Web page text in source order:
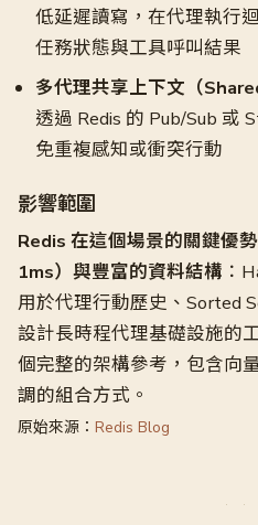
低延遲讀寫，在代理執行
任務狀態與工具呼叫結果
多代理共享上下文（
透過 Redis 的 Pub/Sub 或
免重複感知或衝突行動
影響範圍
Redis 在這個場景的關鍵優
1ms）與豐富的資料結構 ：
用於代理行動歷史、Sorted
設計長時程代理基礎設施的
個完整的架構參考，包含向
調的組合方式。
原始來源： Redis Blog